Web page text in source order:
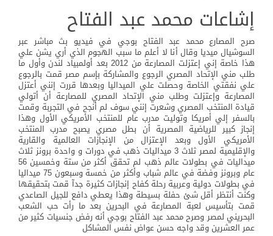
إشاعات محمد عبد الفتاح
صرح المصارع محمد عبد الفتاح بوجي في فيديو بث مباشر عبر
السوشيال ميديا وقال أنا لا أعلم ما سبب الهجوم الذي أري يشن علي
هذا خاصة إني إعتزلت المصارعة من 2012 بعد أولمبياد لندن وأول ما
طلب مني الإتحاد المصري الرجوع والمشاركة بإسم مصر قمت بالرجوع
علي نفقتي الخاصة وحصلت علي الميداليا وبعدها قررت إنني أعتزل
المصارعة وإعتزلت وطلب مني الإتحاد المصري للمصارعة أن أتولي
قيادة المنتخب المصري وشعرت إنني سوف لم أنجح في التجربة وقمت
بالسفر إلي أمريكا وتوليت مدرب عام للمنتخب الأمريكي الأول وهذا
إنجاز كبير للرياضية المصرية أن بطل مصري يصبح مدرب المنتخب
الأمريكي الأول وبعد الإعتزال من الإنجازات العالمية والقارية
والإقليمية لمصر ثلاث 3 ميداليات ذهب في دورات و واحدة برونز ثلاث
ميداليات في بطولات عالم ذهب لم تحقق أكثر من ستة وخمسين 56
عام وبرونز وفضة في عالم شباب وأكثر من خمسة وسبعون 75 ميداليا
في بطولات دولية وعربية رحلة كفاح إنجازات كثيرة جدآ قمت بتحقيقها
وكنت أنتظر أقل شئ حفلة بسيطة وهذا يعطي دافع للجيل الصاعدي
قمت بتأسيس لعبة المصارعة في البحرين بعد ما رأت حب الشعب
البحريني لمصر وصرح محمد عبد الفتاح بوجي أنه رفض جنسيات كثير من
عمر العشرين وقد واجه حسن عواض نفس المشاكل